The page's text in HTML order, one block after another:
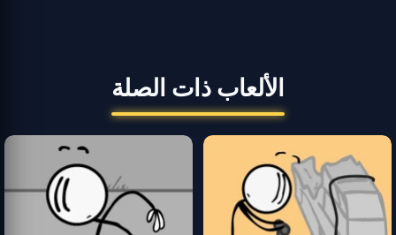
الألعاب ذات الصلة